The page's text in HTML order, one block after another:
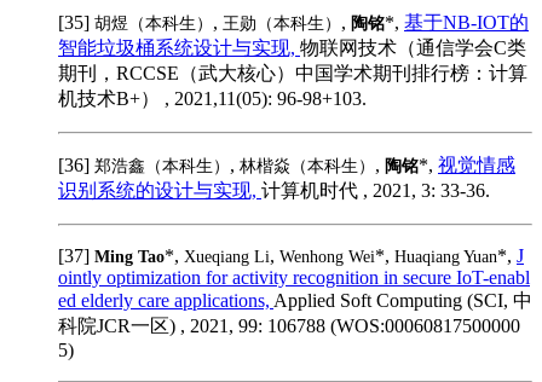
[35] 胡煜（本科生） , 王勋（本科生） , 陶铭*, 基于NB-IOT的
智能垃圾桶系统设计与实现, 物联网技术（通信学会C类
期刊，RCCSE（武大核心）中国学术期刊排行榜：计算
机技术B+） , 2021,11(05): 96-98+103.
[36] 郑浩鑫（本科生） , 林楷焱（本科生） , 陶铭*, 视觉情感
识别系统的设计与实现, 计算机时代 , 2021, 3: 33-36.
[37] Ming Tao*, Xueqiang Li, Wenhong Wei*, Huaqiang Yuan*, J
ointly optimization for activity recognition in secure IoT-enabl
ed elderly care applications, Applied Soft Computing (SCI, 中
科院JCR一区) , 2021, 99: 106788 (WOS:00060817500000
5)